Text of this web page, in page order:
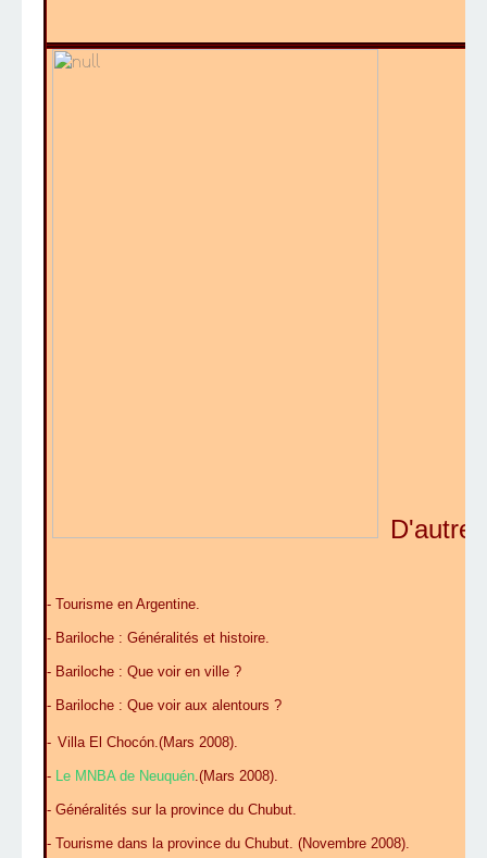
- Tourisme en Argentine.
- Bariloche : Généralités et histoire.
- Bariloche : Que voir en ville ?
- Bariloche : Que voir aux alentours ?
- Villa El Chocón.(Mars 2008).
- Le MNBA de Neuquén.(Mars 2008).
- Généralités sur la province du Chubut.
- Tourisme dans la province du Chubut. (Novembre 2008).